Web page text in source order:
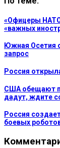
«Офицеры
«важных
Южная Осетия
запрос
Россия
США обещают
дадут, ждите
Россия
боевых